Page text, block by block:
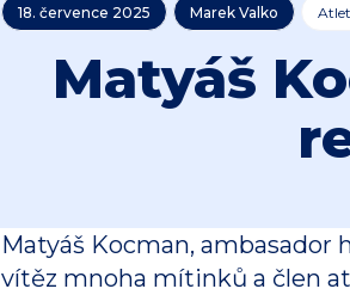
18. července 2025 Marek Valko
Matyáš
Matyáš Kocman, ambasador
vítěz mnoha mítinků a člen